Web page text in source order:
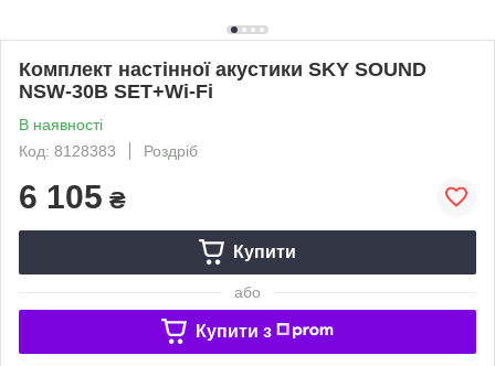
Комплект настінної акустики SKY SOUND
NSW-30B SET+Wi-Fi
В наявності
Код: 8128383
Роздріб
6 105 ₴
Купити
або
Купити з